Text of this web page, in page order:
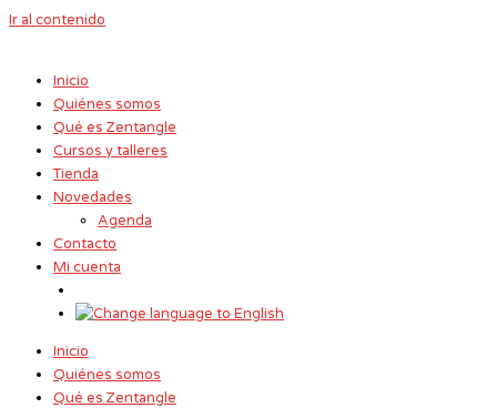
Ir al contenido
Inicio
Quiénes somos
Qué es Zentangle
Cursos y talleres
Tienda
Novedades
Agenda
Contacto
Mi cuenta
Inicio
Quiénes somos
Qué es Zentangle